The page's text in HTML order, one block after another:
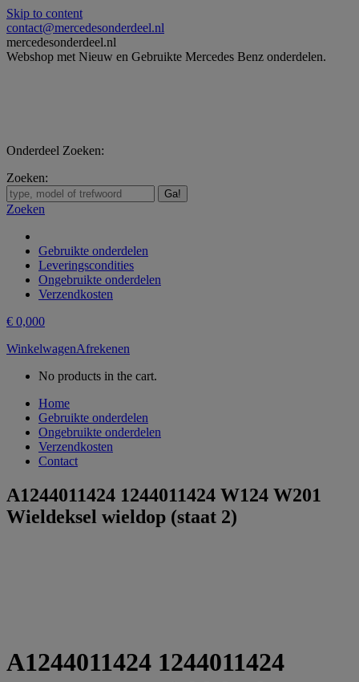
Skip to content
contact@mercedesonderdeel.nl
mercedesonderdeel.nl
Webshop met Nieuw en Gebruikte Mercedes Benz onderdelen.
Onderdeel Zoeken:
Zoeken:
Zoeken
Gebruikte onderdelen
Leveringscondities
Ongebruikte onderdelen
Verzendkosten
€ 0,000
WinkelwagenAfrekenen
No products in the cart.
Home
Gebruikte onderdelen
Ongebruikte onderdelen
Verzendkosten
Contact
A1244011424 1244011424 W124 W201
Wieldeksel wieldop (staat 2)
A1244011424 1244011424